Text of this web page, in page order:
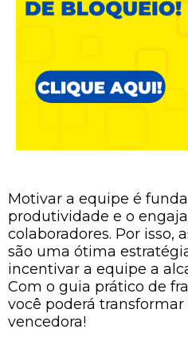
Motivar a equipe é
produtividade e o
colaboradores. Por isso,
são uma ótima
incentivar a equipe a
Com o guia prático de
você poderá
vencedora!